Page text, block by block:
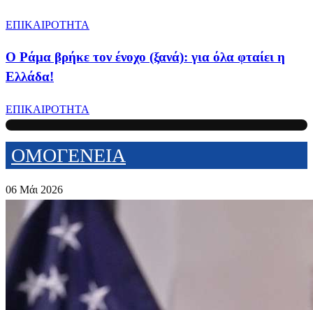
ΕΠΙΚΑΙΡΟΤΗΤΑ
Ο Ράμα βρήκε τον ένοχο (ξανά): για όλα φταίει η
Ελλάδα!
ΕΠΙΚΑΙΡΟΤΗΤΑ
ΟΜΟΓΕΝΕΙΑ
06 Μάι 2026